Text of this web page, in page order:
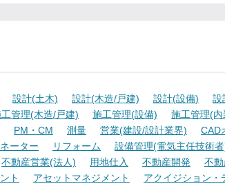
設計(土木) 設計(木造/戸建) 設計(設備) 設
管理(木造/戸建) 施工管理(設備) 施工管理(内
PM・CM 測量 営業(建設/設計業界)
CAD
ーター
リフォーム 設備管理(電気主任技術
不動産営業(法人) 用地仕入 不動産開発 不
ト
アセットマネジメント
アクイジション・